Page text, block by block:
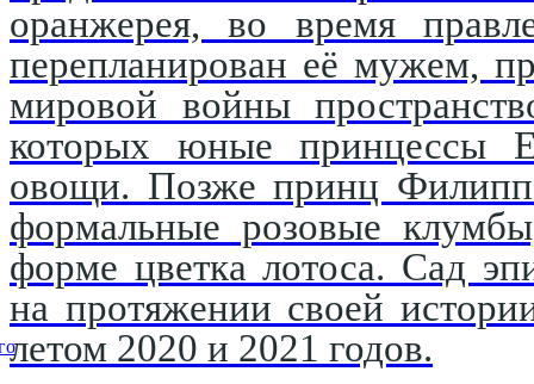
оранжерея, во время
перепланирован её мужем,
мировой войны
которых юные принцессы
овощи. Позже принц Филипп
формальные розовые
форме цветка лотоса. Сад
на протяжении своей
летом 2020 и 2021 годов.